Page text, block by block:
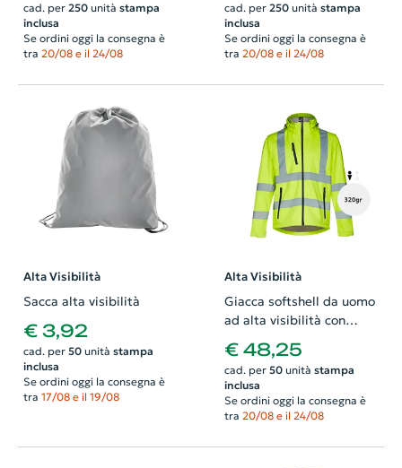
cad. per 250unità stampa
inclusa
Se ordini oggi la consegna è
tra 20/08 e il 24/08
cad. per 250unità stampa
inclusa
Se ordini oggi la consegna è
tra 20/08 e il 24/08
Alta Visibilità
Sacca alta visibilità
€ 3,92
cad. per 50unità stampa
inclusa
Se ordini oggi la consegna è
tra 17/08 e il 19/08
Alta Visibilità
Giacca softshell da uomo
ad alta visibilità con
cappuccio rimovibile in
poliestere e foderato in
pile 320gr
€ 48,25
cad. per 50unità stampa
inclusa
Se ordini oggi la consegna è
tra 20/08 e il 24/08